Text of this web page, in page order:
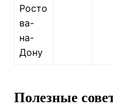
Росто
ва-
на-
Дону
Полезные